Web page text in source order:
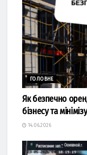
ГОЛОВНЕ
Як безпечно
бізнесу та
14.06.2026